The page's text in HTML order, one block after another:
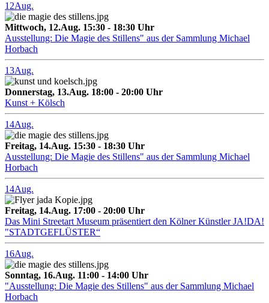
12Aug.
Mittwoch, 12.Aug. 15:30 - 18:30 Uhr
Ausstellung: Die Magie des Stillens" aus der Sammlung Michael
Horbach
13Aug.
Donnerstag, 13.Aug. 18:00 - 20:00 Uhr
Kunst + Kölsch
14Aug.
Freitag, 14.Aug. 15:30 - 18:30 Uhr
Ausstellung: Die Magie des Stillens" aus der Sammlung Michael
Horbach
14Aug.
Freitag, 14.Aug. 17:00 - 20:00 Uhr
Das Mini Streetart Museum präsentiert den Kölner Künstler JA!DA!
"STADTGEFLÜSTER“
16Aug.
Sonntag, 16.Aug. 11:00 - 14:00 Uhr
"Ausstellung: Die Magie des Stillens" aus der Sammlung Michael
Horbach